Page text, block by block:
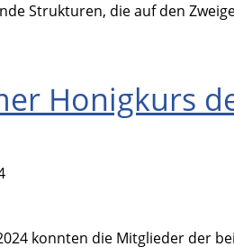
Strukturen, die auf den
Honigkurs
konnten die Mitglieder der